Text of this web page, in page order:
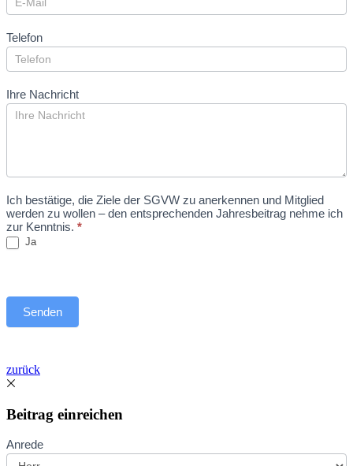
Telefon
Ihre Nachricht
Ich bestätige, die Ziele der SGVW zu anerkennen und Mitglied
werden zu wollen – den entsprechenden Jahresbeitrag nehme ich
zur Kenntnis. *
Ja
Senden
zurück
Beitrag einreichen
Beitrag
einreichen
Anrede